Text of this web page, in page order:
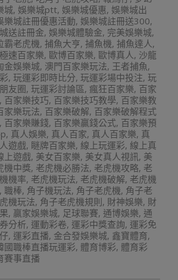
城, 娛樂城ptt, 娛樂城優惠, 娛樂城出
樂城註冊優惠活動, 娛樂城註冊送300,
送註冊金, 娛樂城體驗金, 完美娛樂城,
霸老虎機, 捕魚大亨, 捕魚機, 捕魚達人,
極速百家樂, 歐博百家樂, 歐博真人, 沙龍
金娛樂城, 澳門百家樂玩法, 王者捕魚,
, 玩運彩即時比分, 玩運彩場中投注, 玩
友圈, 玩運彩討論區, 瘋狂百家樂, 百家
, 百家樂技巧, 百家樂技巧教學, 百家樂教
家樂玩法, 百家樂破解, 百家樂破解程式
, 百家樂賺錢, 百家樂贏錢公式, 百家樂預
, 真人娛樂, 真人百家, 真人百家樂, 真
遊戲, 瞇牌百家樂, 線上玩運彩, 線上真
上遊戲, 美女百家樂, 美女真人視訊, 美
機中獎, 老虎機必勝法, 老虎機攻略, 老
機率, 老虎機玩法, 老虎機破解, 老虎機
, 職棒, 角子機玩法, 角子老虎機, 角子老
機玩法, 角子老虎機規則, 財神娛樂, 財
, 贏家娛樂城, 足球聯賽, 通博娛樂, 通
分析, 運動彩卷, 運彩中獎查詢, 運彩免
, 運彩直播, 金合發娛樂城, 鑫寶體育,
國職棒直播玩運彩, 體育博彩, 體育彩
賽事直播